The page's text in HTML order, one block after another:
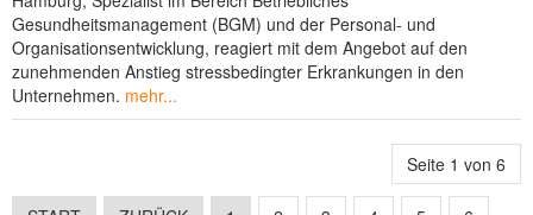
Gesundheitsmanagement (BGM) und der Personal- und
Organisationsentwicklung, reagiert mit dem Angebot auf den
zunehmenden Anstieg stressbedingter Erkrankungen in den
Unternehmen. mehr...
Seite 1 von 6